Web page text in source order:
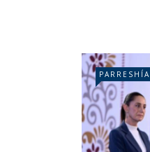
PARRESHÍA